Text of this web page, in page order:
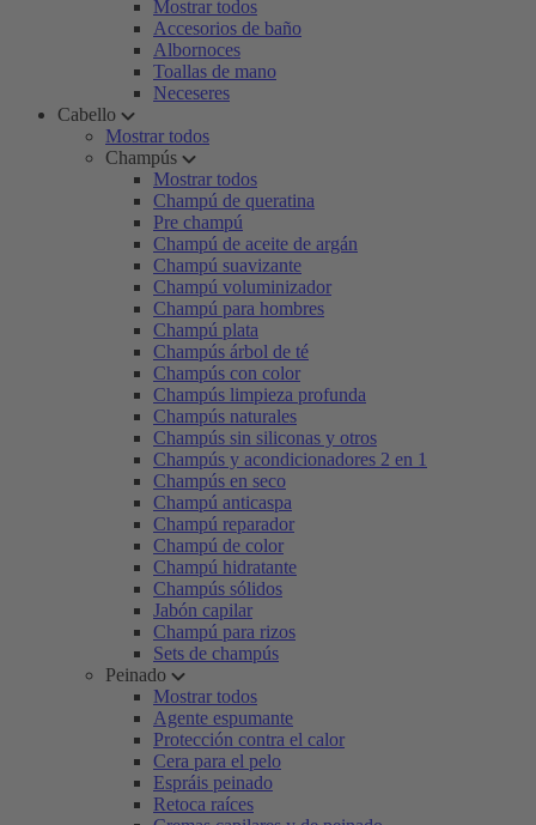
Mostrar todos
Accesorios de baño
Albornoces
Toallas de mano
Neceseres
Cabello
Mostrar todos
Champús
Mostrar todos
Champú de queratina
Pre champú
Champú de aceite de argán
Champú suavizante
Champú voluminizador
Champú para hombres
Champú plata
Champús árbol de té
Champús con color
Champús limpieza profunda
Champús naturales
Champús sin siliconas y otros
Champús y acondicionadores 2 en 1
Champús en seco
Champú anticaspa
Champú reparador
Champú de color
Champú hidratante
Champús sólidos
Jabón capilar
Champú para rizos
Sets de champús
Peinado
Mostrar todos
Agente espumante
Protección contra el calor
Cera para el pelo
Espráis peinado
Retoca raíces